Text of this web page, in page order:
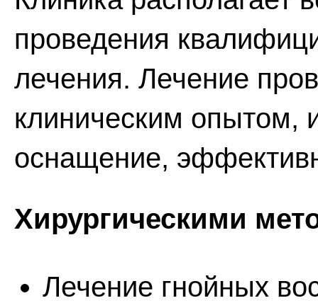
проведения
лечения. Лечение
клиническим опытом,
оснащение,
Хирургическими
Лечение гнойных